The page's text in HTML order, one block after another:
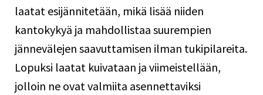
laatat esijännitetään, mikä lisää niiden
kantokykyä ja mahdollistaa suurempien
jännevälejen saavuttamisen ilman tukipilareita.
Lopuksi laatat kuivataan ja viimeistellään,
jolloin ne ovat valmiita asennettaviksi